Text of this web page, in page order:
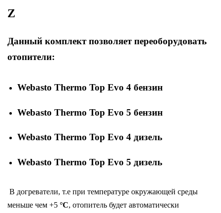
Z
Данный комплект позволяет переоборудовать
отопители:
Webasto Thermo Top Evo 4 бензин
Webasto Thermo Top Evo 5 бензин
Webasto Thermo Top Evo 4 дизель
Webasto Thermo Top Evo 5 дизель
В догреватели, т.е при температуре окружающей среды
меньше чем +5 °C, отопитель будет автоматически